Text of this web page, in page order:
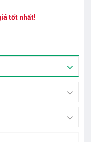
tốt nhất!